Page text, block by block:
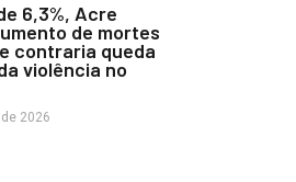
6,3%, Acre
de mortes
contraria queda
violência no
2026